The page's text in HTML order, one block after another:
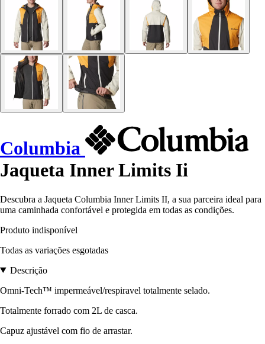
Columbia
Jaqueta Inner Limits Ii
Descubra a Jaqueta Columbia Inner Limits II, a sua parceira ideal para
uma caminhada confortável e protegida em todas as condições.
Produto indisponível
Todas as variações esgotadas
Descrição
Omni-Tech™ impermeável/respiravel totalmente selado.
Totalmente forrado com 2L de casca.
Capuz ajustável com fio de arrastar.